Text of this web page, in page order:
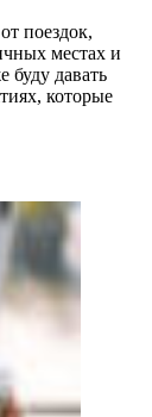
поездок,
местах и
буду давать
которые